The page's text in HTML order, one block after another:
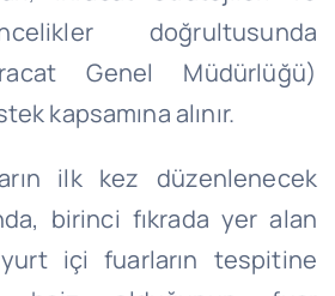
doğrultusunda
Genel Müdürlüğü)
kapsamına alınır.
ilk kez düzenlenecek
birinci fıkrada yer alan
içi fuarların tespitine